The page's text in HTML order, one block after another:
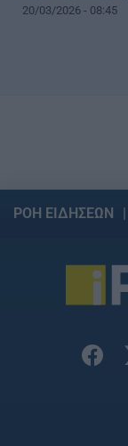
20/03/2026 - 08:45
ΡΟΗ ΕΙΔΗΣΕΩΝ